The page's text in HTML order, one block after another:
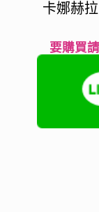
卡娜赫
要購買